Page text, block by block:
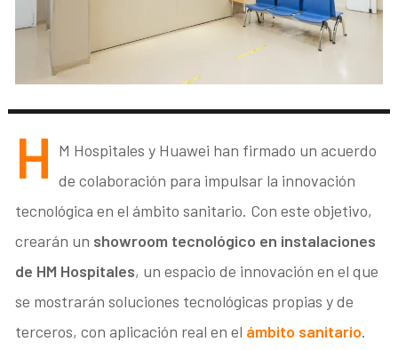
H M Hospitales y Huawei han firmado un acuerdo
de colaboración para impulsar la innovación
tecnológica en el ámbito sanitario. Con este objetivo,
crearán un showroom tecnológico en instalaciones
de HM Hospitales, un espacio de innovación en el que
se mostrarán soluciones tecnológicas propias y de
terceros, con aplicación real en el ámbito sanitario.